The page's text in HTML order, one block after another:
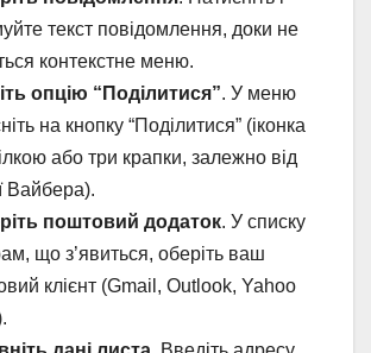
текст повідомлення, доки не
контекстне меню.
опцію “Поділитися”. У меню
на кнопку “Поділитися” (іконка
або три крапки, залежно від
Вайбера).
поштовий додаток. У списку
що з’явиться, оберіть ваш
клієнт (Gmail, Outlook, Yahoo